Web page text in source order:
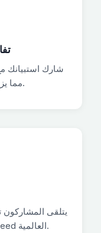
شارك استبيانك
مما يزيد من معدلات الاستجابة.
يتلقى المشاركون
حقيقية من خلال مشاريع OneSeed العالمية.